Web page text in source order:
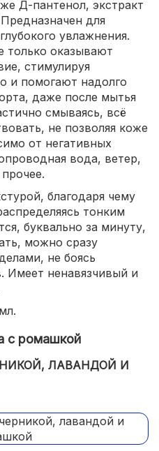
Д-пантенол, экстракт
для
увлажнения.
только оказывают
стимулируя
и помогают надолго
даже после мытья
смываясь, всё
не позволяя коже
от негативных
вода, ветер,
благодаря чему
тонким
буквально за минуту,
можно сразу
не боясь
Имеет ненавязчивый и
с ромашкой
ЛАВАНДОЙ И